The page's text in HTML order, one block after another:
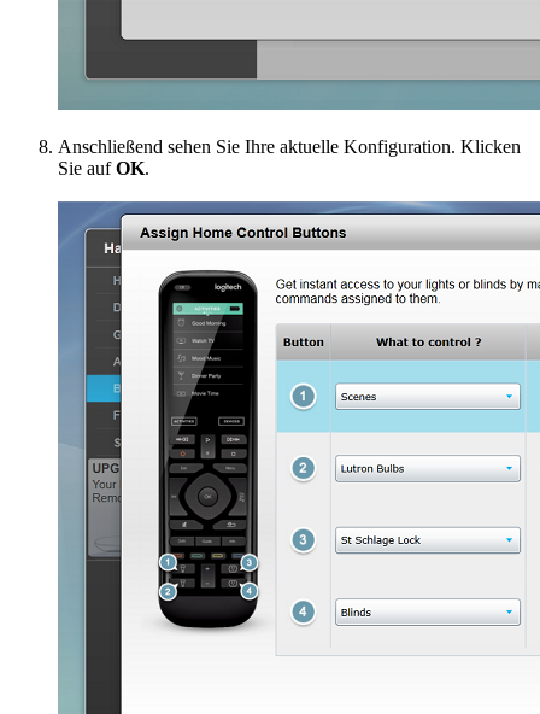
Anschließend sehen Sie Ihre aktuelle Konfiguration. Klicken
Sie aufOK.